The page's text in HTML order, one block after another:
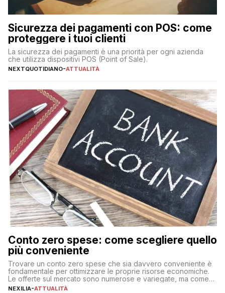
Sicurezza dei pagamenti con POS: come
proteggere i tuoi clienti
La sicurezza dei pagamenti è una priorità per ogni azienda
che utilizza dispositivi POS (Point of Sale).
NEXTQUOTIDIANO-ATTUALITÀ
Conto zero spese: come scegliere quello
più conveniente
Trovare un conto zero spese che sia davvero conveniente è
fondamentale per ottimizzare le proprie risorse economiche.
Le offerte sul mercato sono numerose e variegate, ma come
individuare quella più adatta alle proprie esigenze senza
NEXILIA-ATTUALITÀ